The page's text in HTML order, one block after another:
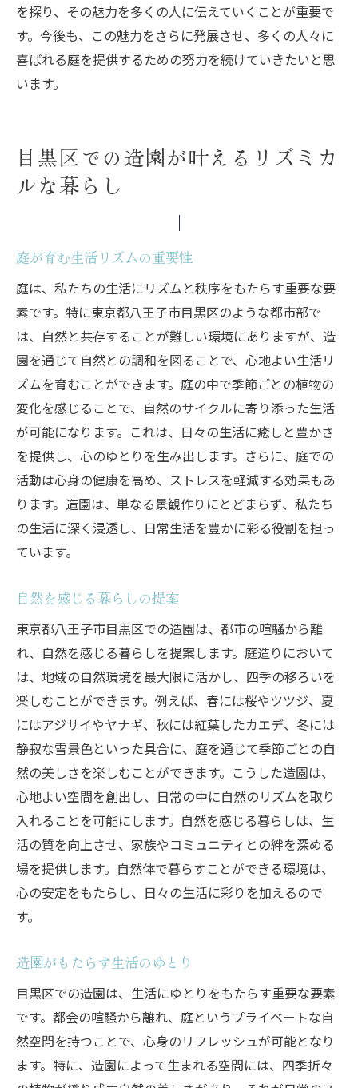
を探り、その魅力を多くの人に伝えていくことが重要で
す。今後も、この魅力をさらに発展させ、多くの人々に
喜ばれる庭を提供するための努力を続けていきたいと思
います。
目黒区での造園が叶えるリズミカ
ルな暮らし
庭が育む生活リズムの重要性
庭は、私たちの生活にリズムと秩序をもたらす重要な要
素です。特に東京都八王子市目黒区のような都市部で
は、自然と共存することが難しい環境にありますが、造
園を通じて自然との調和を図ることで、心地よい生活リ
ズムを育むことができます。庭の中で季節ごとの植物の
変化を感じることで、自然のサイクルに寄り添った生活
が可能になります。これは、日々の生活に癒しと豊かさ
を提供し、心のゆとりを生み出します。さらに、庭での
活動は心身の健康を高め、ストレスを軽減する効果もあ
ります。造園は、単なる景観作りにとどまらず、私たち
の生活に深く浸透し、日常生活を豊かに彩る役割を担っ
ています。
自然を感じる暮らしの提案
東京都八王子市目黒区での造園は、都市の喧騒から離
れ、自然を感じる暮らしを提案します。庭造りにおいて
は、地域の自然環境を最大限に活かし、四季の移ろいを
楽しむことができます。例えば、春には桜やツツジ、夏
にはアジサイやヤナギ、秋には紅葉したカエデ、冬には
静寂な雪景色といった具合に、庭を通じて季節ごとの自
然の美しさを楽しむことができます。こうした造園は、
心地よい空間を創出し、日常の中に自然のリズムを取り
入れることを可能にします。自然を感じる暮らしは、生
活の質を向上させ、家族やコミュニティとの絆を深める
場を提供します。自然体で暮らすことができる環境は、
心の安定をもたらし、日々の生活に彩りを加えるので
す。
造園がもたらす生活のゆとり
目黒区での造園は、生活にゆとりをもたらす重要な要素
です。都会の喧騒から離れ、庭というプライベートな自
然空間を持つことで、心身のリフレッシュが可能となり
ます。特に、造園によって生まれる空間には、四季折々